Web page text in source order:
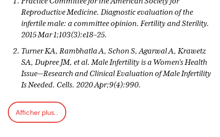
Reproductive Medicine. Diagnostic evaluation of the
infertile male: a committee opinion. Fertility and Sterility.
2015 Mar 1;103(3):e18–25.
Turner KA, Rambhatla A, Schon S, Agarwal A, Krawetz
SA, Dupree JM, et al. Male Infertility is a Women’s Health
Issue—Research and Clinical Evaluation of Male Infertility
Is Needed. Cells. 2020 Apr;9(4):990.
Durairajanayagam D. Lifestyle causes of male infertility.
Arab Journal of Urology. 2018 Mar 1;16(1):10–20.
Afficher plus...